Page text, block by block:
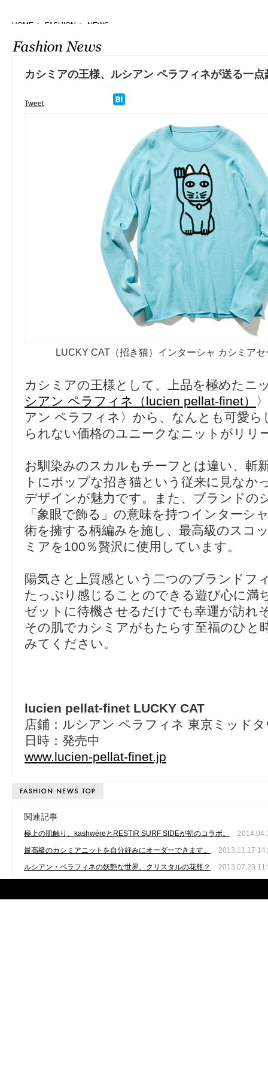
HOME > FASHION > NEWS
カシミアの王様、ルシアン ペラフィネが送る一
Tweet
LUCKY CAT（招き猫）インターシャ カシミア
カシミアの王様として、上品を極めたニ
シアン ペラフィネ（lucien pellat-finet）
アン ペラフィネ〉から、なんとも可愛ら
られない価格のユニークなニットがリリ
お馴染みのスカルもチーフとは違い、斬
トにポップな招き猫という従来に見なか
デザインが魅力です。また、ブランドの
「象眼で飾る」の意味を持つインターシ
術を擁する柄編みを施し、最高級のスコ
ミアを100％贅沢に使用しています。
陽気さと上質感という二つのブランドフ
たっぷり感じることのできる遊び心に満
ゼットに待機させるだけでも幸運が訪れ
その肌でカシミアがもたらす至福のひと
みてください。
lucien pellat-finet LUCKY CAT
店鋪：ルシアン ペラフィネ 東京ミッド
日時：発売中
www.lucien-pellat-finet.jp
関連記事
極上の肌触り、kashwéreとRESTIR SURF SIDEが初のコラボ。
最高級のカシミアニットを自分好みにオーダーできます。
2013.11.17
ルシアン・ペラフィネの妖艶な世界。クリスタルの花瓶？
2013.07.23